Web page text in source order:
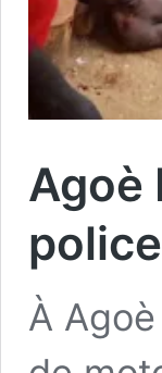
Agoè
police
À